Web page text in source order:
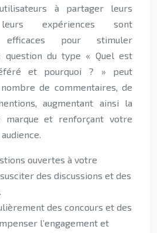
à partager leurs
expériences sont
efficaces pour stimuler
question du type « Quel est
et pourquoi ? » peut
de commentaires, de
augmentant ainsi la
et renforçant votre
ouvertes à votre
des discussions et des
des concours et des
l’engagement et